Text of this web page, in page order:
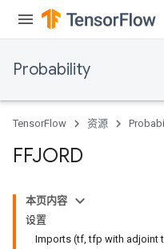
Probability
TensorFlow 资源
FFJORD
本页内容
设置
Imports (tf, tfp with adjoint